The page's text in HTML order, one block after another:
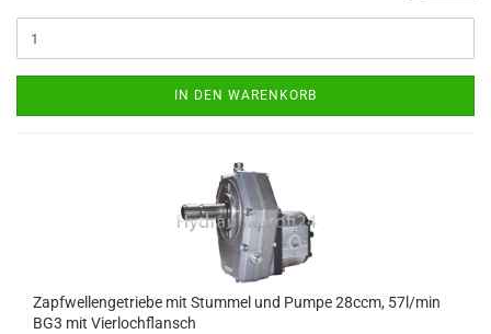
IN DEN WARENKORB
Zapfwellengetriebe mit Stummel und Pumpe 28ccm, 57l/min
BG3 mit Vierlochflansch